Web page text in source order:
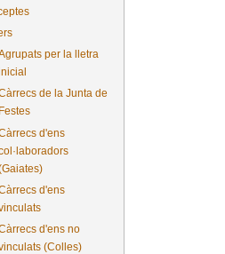
per la lletra
de la Junta de
Festes
d'ens
d'ens
d'ens no
(Colles)